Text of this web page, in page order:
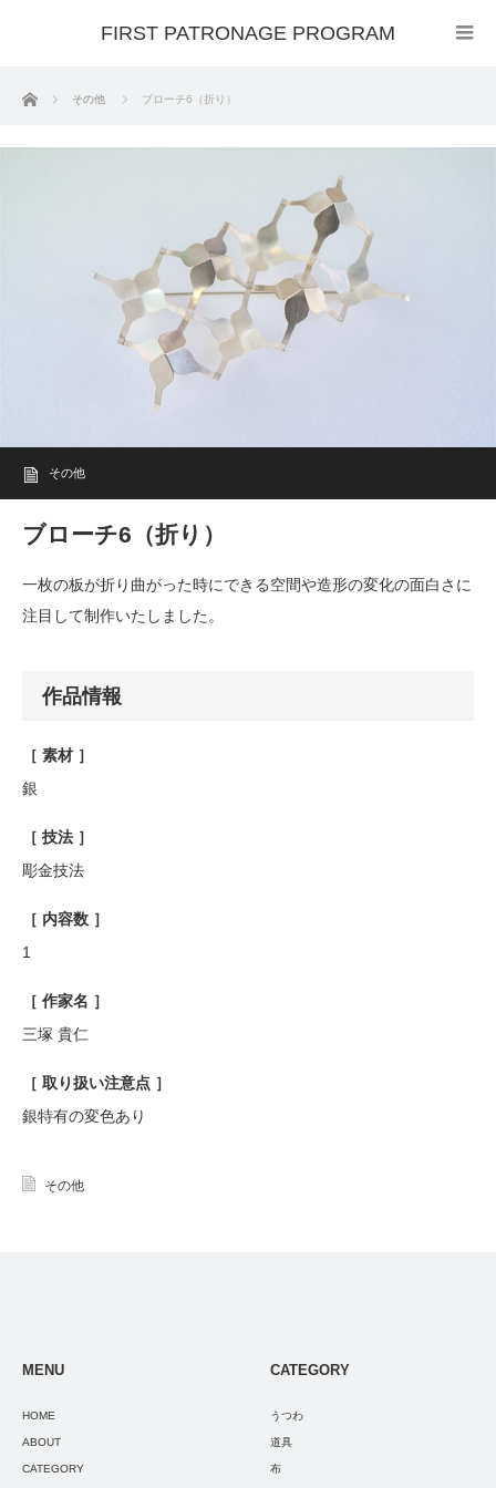
FIRST PATRONAGE PROGRAM
ホーム その他 ブローチ6（折り）
その他
ブローチ6（折り）
一枚の板が折り曲がった時にできる空間や造形の変化の面白さに
注目して制作いたしました。
作品情報
［ 素材 ］
銀
［ 技法 ］
彫金技法
［ 内容数 ］
1
［ 作家名 ］
三塚 貴仁
［ 取り扱い注意点 ］
銀特有の変色あり
その他
MENU
HOME
ABOUT
CATEGORY
CATEGORY
うつわ
道具
布